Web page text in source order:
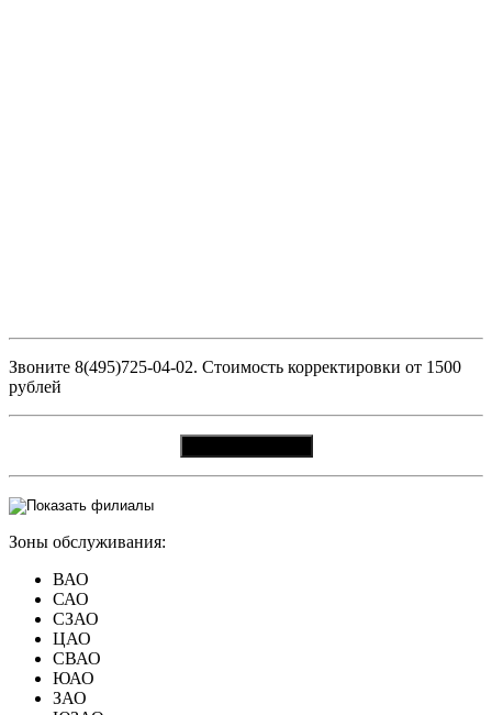
Звоните 8(495)725-04-02. Стоимость корректировки от 1500
рублей
Зоны обслуживания:
ВАО
САО
СЗАО
ЦАО
СВАО
ЮАО
ЗАО